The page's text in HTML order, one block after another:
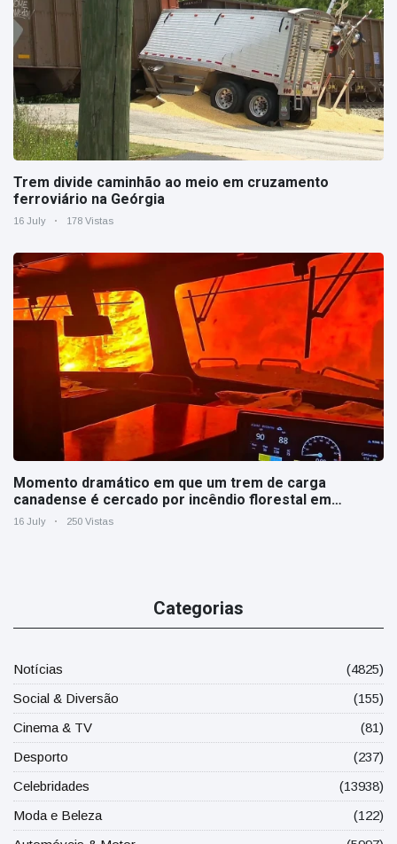
Trem divide caminhão ao meio em cruzamento
ferroviário na Geórgia
16 July 178 Vistas
Momento dramático em que um trem de carga
canadense é cercado por incêndio florestal em
Ontário
16 July 250 Vistas
Categorias
Notícias
(4825)
Social & Diversão
(155)
Cinema & TV
(81)
Desporto
(237)
Celebridades
(13938)
Moda e Beleza
(122)